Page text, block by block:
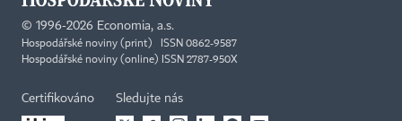
© 1996-2026 Economia, a.s.
Hospodářské noviny (print) ISSN 0862-9587
Hospodářské noviny (online) ISSN 2787-950X
Certifikováno Sledujte nás